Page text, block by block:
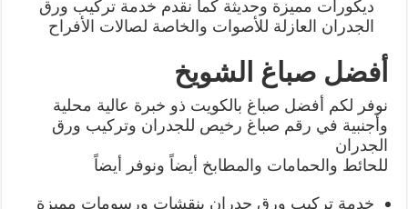
ديكورات مميزة وحديثة كما نقدم خدمة تركيب ورق
الجدران العازلة للأصوات والخاصة لصالات الأفراح
أفضل صباغ الشويخ
نوفر لكم أفضل صباغ بالكويت ذو خبرة عالية محلية
وأجنبية في رقم صباغ رخيص للجدران وتركيب ورق
الجدران
للحائط والحمامات والمطابخ أيضاً ونوفر أيضاً
خدمة تركيب ورق جدران بنقشات ورسومات مميزة